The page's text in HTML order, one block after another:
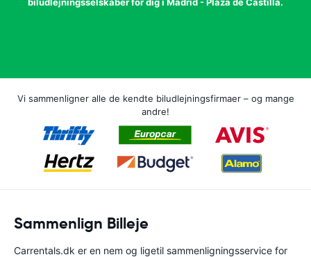
Vi sammenligner alle de kendte biludlejningsfirmaer – og mange
andre!
Sammenlign Billeje
Carrentals.dk er en nem og ligetil sammenligningsservice for